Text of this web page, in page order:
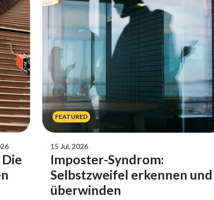
FEATURED
15 Jul, 2026
Imposter-Syndrom:
Selbstzweifel erkennen und
überwinden